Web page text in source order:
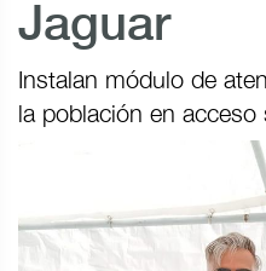
Jaguar
Instalan módulo de
la población en acceso